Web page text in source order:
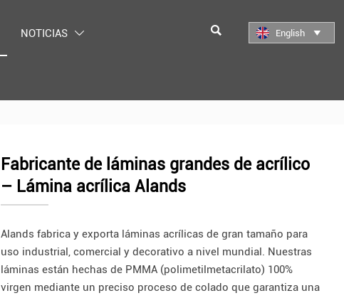
NOTICIAS   English 
Fabricante de láminas grandes de acrílico
– Lámina acrílica Alands
Alands fabrica y exporta láminas acrílicas de gran tamaño para
uso industrial, comercial y decorativo a nivel mundial. Nuestras
láminas están hechas de PMMA (polimetilmetacrilato) 100%
virgen mediante un preciso proceso de colado que garantiza una